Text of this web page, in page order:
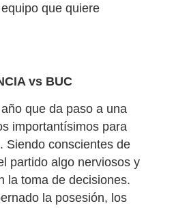
que quiere
vs BUC
que da paso a una
importantísimos para
Siendo conscientes de
partido algo nerviosos y
la toma de decisiones.
la posesión, los